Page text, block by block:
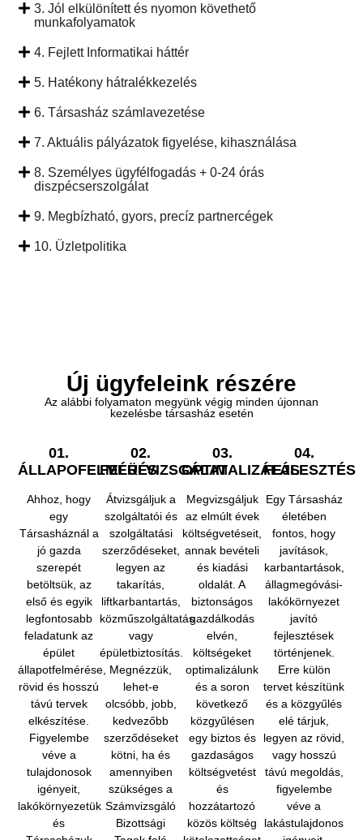
3. Jól elkülönített és nyomon követhető
munkafolyamatok
4. Fejlett Informatikai háttér
5. Hatékony hátralékkezelés
6. Társasház számlavezetése
7. Aktuális pályázatok figyelése, kihasználása
8. Személyes ügyfélfogadás + 0-24 órás
diszpécserszolgálat
9. Megbízható, gyors, precíz partnercégek
10. Üzletpolitika
Új ügyfeleink részére
Az alábbi folyamaton megyünk végig minden újonnan
kezelésbe társasház esetén
01.
ÁLLAPOFELMÉRÉS
Ahhoz, hogy
egy
Társasháznál a
jó gazda
szerepét
betöltsük, az
első és egyik
legfontosabb
feladatunk az
épület
állapotfelmérése,
rövid és hosszú
távú tervek
elkészítése.
Figyelembe
véve a
tulajdonosok
igényeit,
lakókörnyezetük
és
02.
FELÜLVIZSGÁLAT
Átvizsgáljuk a
szolgáltatói és
szolgáltatási
szerződéseket,
legyen az
takarítás,
liftkarbantartás,
közműszolgáltatás
vagy
épületbiztosítás.
Megnézzük,
lehet-e
olcsóbb, jobb,
kedvezőbb
szerződéseket
kötni, ha és
amennyiben
szükséges a
Számvizsgáló
Bizottsági
03.
OPTIMALIZÁLÁS
Megvizsgáljuk
az elmúlt évek
költségvetéseit,
annak bevételi
és kiadási
oldalát. A
biztonságos
gazdálkodás
elvén,
költségeket
optimalizálunk
és a soron
következő
közgyűlésen
egy biztos és
gazdaságos
költségvetést
és
hozzátartozó
közös költség
04.
FEJLESZTÉS
Egy Társasház
életében
fontos, hogy
javítások,
karbantartások,
állagmegóvási-
lakókörnyezet
javító
fejlesztések
történjenek.
Erre külön
tervet készítünk
és a közgyűlés
elé tárjuk,
legyen az rövid,
vagy hosszú
távú megoldás,
figyelembe
véve a
lakástulajdonos